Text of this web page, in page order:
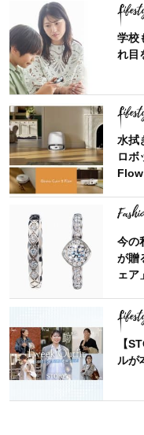
学校
れ目
水拭
ロボ
Flow
今の
が贈
ェア」
【
ルが